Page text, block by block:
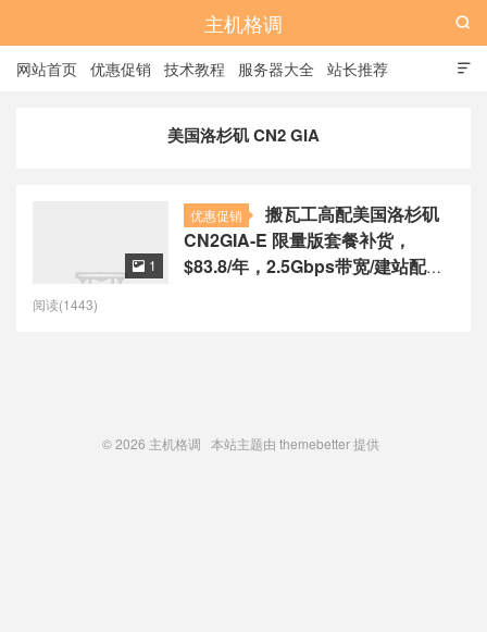
主机格调

网站首页 优惠促销 技术教程 服务器大全 站长推荐

美国洛杉矶 CN2 GIA
优惠促销
搬瓦工高配美国洛杉矶
CN2GIA-E 限量版套餐补货，
$83.8/年，2.5Gbps带宽/建站配置/
 1
阅读(1443)
© 2026 主机格调 本站主题由 themebetter提供